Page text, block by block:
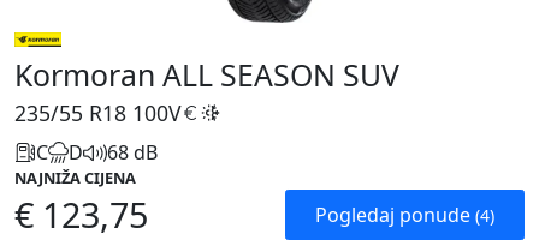
Kormoran ALL SEASON SUV
235/55 R18 100V
C D 68 dB
NAJNIŽA CIJENA
€ 123,75 Pogledaj ponude (4)